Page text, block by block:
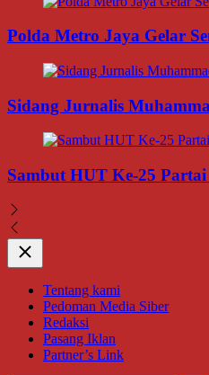
Polda Metro Jaya Gelar
Sidang Jurnalis
Sambut HUT Ke-25
Close
Tentang kami
Pedoman Media Siber
Redaksi
Pasang Iklan
Partner’s Link